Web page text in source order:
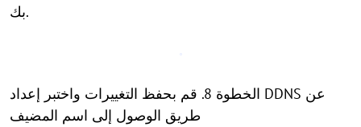
بك.
الخطوة 8. قم بحفظ التغييرات واختبر إعداد DDNS عن
طريق الوصول إلى اسم المضيف